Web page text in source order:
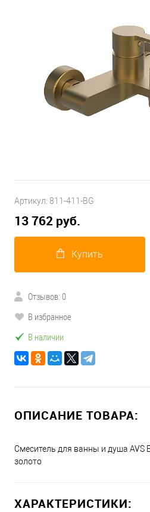
Артикул: 811-411-BG
13 762 руб.
Купить
Отзывов: 0
В избранное
В наличии
ОПИСАНИЕ ТОВАРА:
Смеситель для ванны и душа AVS
золото
ХАРАКТЕРИСТИКИ: